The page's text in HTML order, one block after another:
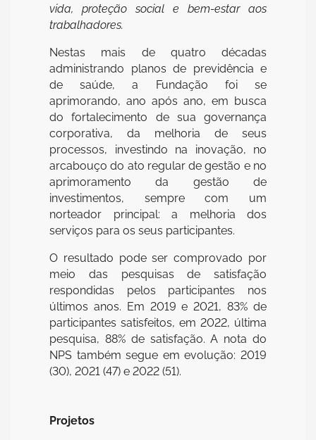
vida, proteção social e bem-estar aos
trabalhadores.
Nestas mais de quatro décadas
administrando planos de previdência e
de saúde, a Fundação foi se
aprimorando, ano após ano, em busca
do fortalecimento de sua governança
corporativa, da melhoria de seus
processos, investindo na inovação, no
arcabouço do ato regular de gestão e no
aprimoramento da gestão de
investimentos, sempre com um
norteador principal: a melhoria dos
serviços para os seus participantes.
O resultado pode ser comprovado por
meio das pesquisas de satisfação
respondidas pelos participantes nos
últimos anos. Em 2019 e 2021, 83% de
participantes satisfeitos, em 2022, última
pesquisa, 88% de satisfação. A nota do
NPS também segue em evolução: 2019
(30), 2021 (47) e 2022 (51).
Projetos